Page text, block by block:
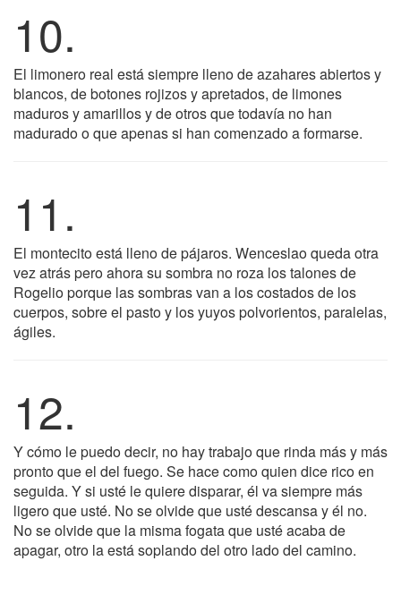
10.
El limonero real está siempre lleno de azahares abiertos y
blancos, de botones rojizos y apretados, de limones
maduros y amarillos y de otros que todavía no han
madurado o que apenas si han comenzado a formarse.
11.
El montecito está lleno de pájaros. Wenceslao queda otra
vez atrás pero ahora su sombra no roza los talones de
Rogelio porque las sombras van a los costados de los
cuerpos, sobre el pasto y los yuyos polvorientos, paralelas,
ágiles.
12.
Y cómo le puedo decir, no hay trabajo que rinda más y más
pronto que el del fuego. Se hace como quien dice rico en
seguida. Y si usté le quiere disparar, él va siempre más
ligero que usté. No se olvide que usté descansa y él no.
No se olvide que la misma fogata que usté acaba de
apagar, otro la está soplando del otro lado del camino.